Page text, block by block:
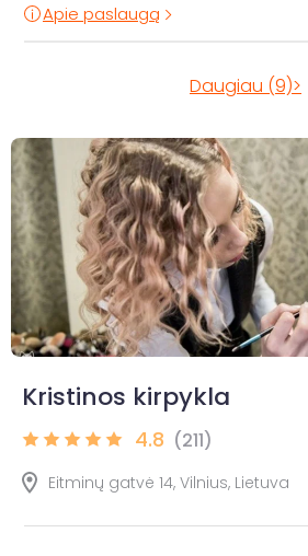
Apie paslaugą
Daugiau (9)>
Kristinos kirpykla
4.8 (211)
Eitminų gatvė 14, Vilnius, Lietuva